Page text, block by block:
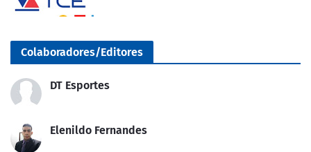
Colaboradores/Editores
DT Esportes
Elenildo Fernandes